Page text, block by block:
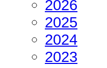
2026
2025
2024
2023